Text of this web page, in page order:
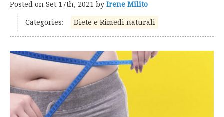
Posted on Set 17th, 2021 by Irene Milito
Categories: Diete e Rimedi naturali